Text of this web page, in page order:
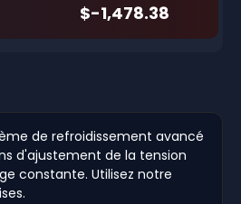
$-1,478.38
de refroidissement avancé
d'ajustement de la tension
constante. Utilisez notre